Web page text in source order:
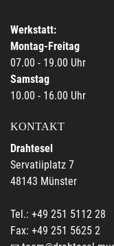
Werkstatt:
Montag-Freitag
07.00 - 19.00 Uhr
Samstag
10.00 - 16.00 Uhr
KONTAKT
Drahtesel
Servatiiplatz 7
48143 Münster
Tel.: +49 251 5112 28
Fax: +49 251 5625 2